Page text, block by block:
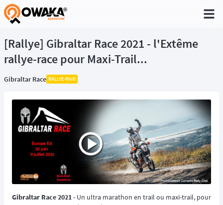
®
[Rallye] Gibraltar Race 2021 - l'Extême
rallye-race pour Maxi-Trail...
Gibraltar Race RALLYE-RAID
Gibraltar Race 2021- Un ultra marathon en trail ou maxi-trail, pour